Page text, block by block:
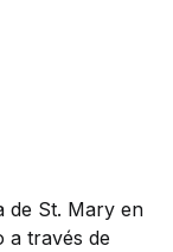
de St. Mary en
a través de